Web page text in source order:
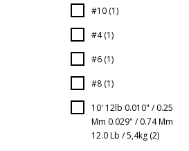
#10 (1)
#4 (1)
#6 (1)
#8 (1)
10' 12lb 0.010" / 0.25
Mm 0.029" / 0.74 Mm
12.0 Lb / 5,4kg (2)